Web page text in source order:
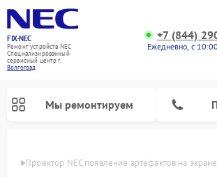
FIX-NEC
Ремонт устройств NEC
Специализированный
cервисный центр г.
Волгоград
+7 (844)
Ежедневно, с
Мы ремонтируем
Проектор NEC появление артефактов на экране